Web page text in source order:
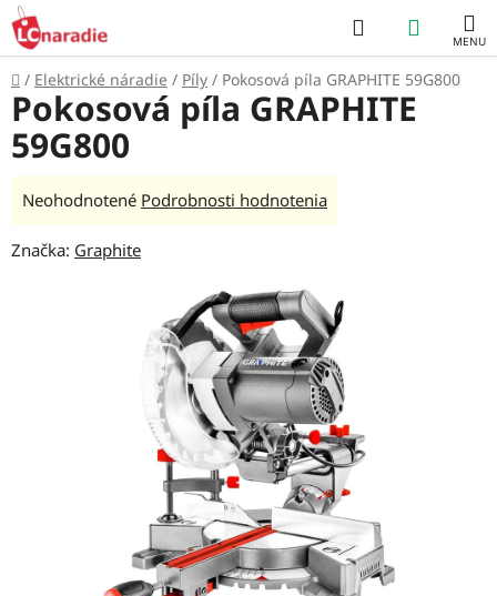
Prejsť
na
obsah
Hľadať
KOŠÍK
Domov
/ Elektrické náradie / Píly / Pokosová píla GRAPHITE 59G800
Pokosová píla GRAPHITE
59G800
Priemerné
produktu
Neohodnotené Podrobnosti hodnotenia
Značka: Graphite